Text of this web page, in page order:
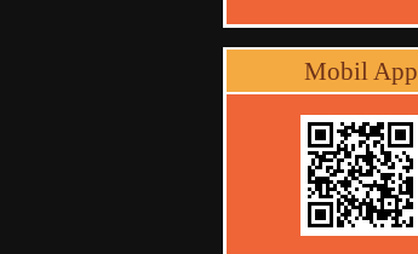
Mobil App